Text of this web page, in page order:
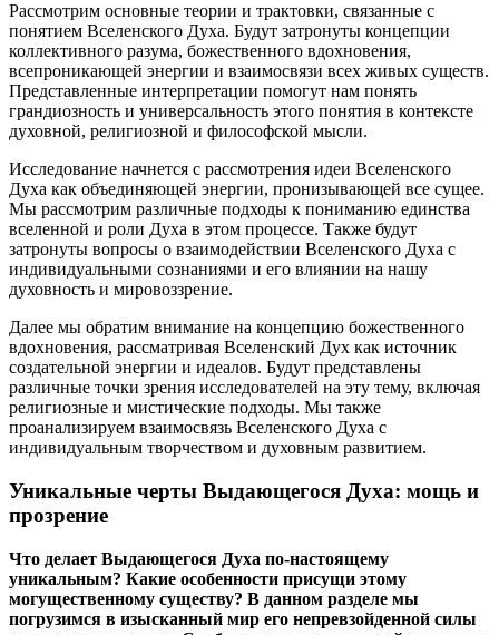
Рассмотрим основные теории и трактовки, связанные с
понятием Вселенского Духа. Будут затронуты концепции
коллективного разума, божественного вдохновения,
всепроникающей энергии и взаимосвязи всех живых существ.
Представленные интерпретации помогут нам понять
грандиозность и универсальность этого понятия в контексте
духовной, религиозной и философской мысли.
Исследование начнется с рассмотрения идеи Вселенского
Духа как объединяющей энергии, пронизывающей все сущее.
Мы рассмотрим различные подходы к пониманию единства
вселенной и роли Духа в этом процессе. Также будут
затронуты вопросы о взаимодействии Вселенского Духа с
индивидуальными сознаниями и его влиянии на нашу
духовность и мировоззрение.
Далее мы обратим внимание на концепцию божественного
вдохновения, рассматривая Вселенский Дух как источник
создательной энергии и идеалов. Будут представлены
различные точки зрения исследователей на эту тему, включая
религиозные и мистические подходы. Мы также
проанализируем взаимосвязь Вселенского Духа с
индивидуальным творчеством и духовным развитием.
Уникальные черты Выдающегося Духа: мощь и
прозрение
Что делает Выдающегося Духа по-настоящему
уникальным? Какие особенности присущи этому
могущественному существу? В данном разделе мы
погрузимся в изысканный мир его непревзойденной силы